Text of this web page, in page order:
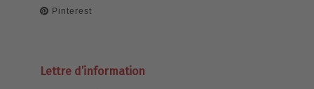
Pinterest
Lettre d’information